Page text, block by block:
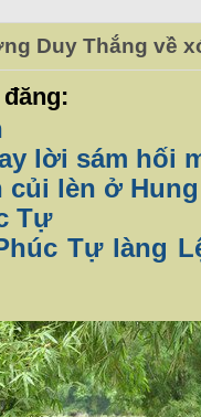
Duy Thắng về
lời sám hối
củi lèn ở
Tự
Tự làng